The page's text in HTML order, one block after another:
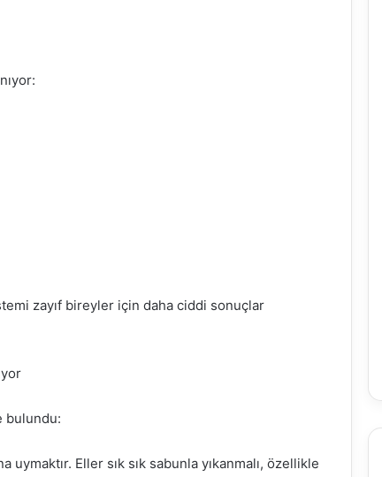
zayıf bireyler için daha ciddi sonuçlar
bulundu:
Eller sık sık sabunla yıkanmalı, özellikle